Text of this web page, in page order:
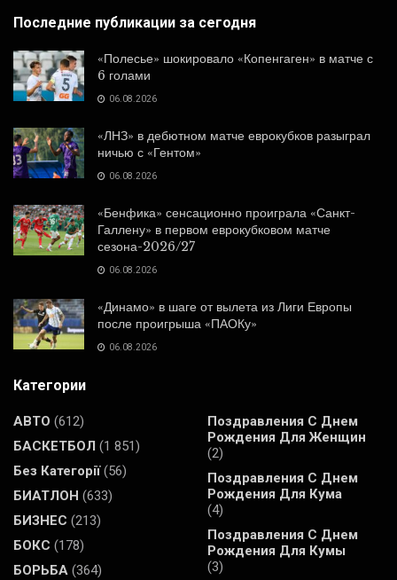
Последние публикации за сегодня
«Полесье» шокировало «Копенгаген» в матче с
6 голами
06.08.2026
«ЛНЗ» в дебютном матче еврокубков разыграл
ничью с «Гентом»
06.08.2026
«Бенфика» сенсационно проиграла «Санкт-
Галлену» в первом еврокубковом матче
сезона-2026/27
06.08.2026
«Динамо» в шаге от вылета из Лиги Европы
после проигрыша «ПАОКу»
06.08.2026
Категории
АВТО (612)
БАСКЕТБОЛ (1 851)
Без Категорії(56)
БИАТЛОН (633)
БИЗНЕС (213)
БОКС (178)
БОРЬБА (364)
Поздравления С Днем
Рождения Для Женщин
(2)
Поздравления С Днем
Рождения Для Кума
(4)
Поздравления С Днем
Рождения Для Кумы
(3)